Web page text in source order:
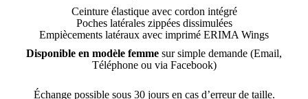
Ceinture élastique avec cordon intégré
Poches latérales zippées dissimulées
Empiècements latéraux avec imprimé ERIMA Wings
Disponible en modèle femme sur simple demande (Email,
Téléphone ou via Facebook)
Échange possible sous 30 jours en cas d’erreur de taille.